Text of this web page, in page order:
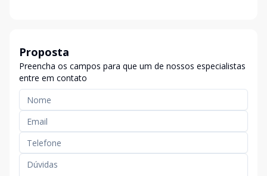
Proposta
Preencha os campos para que um de nossos especialistas
entre em contato